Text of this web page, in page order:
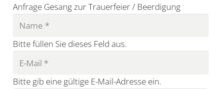
Anfrage Gesang zur Trauerfeier / Beerdigung
Bitte füllen Sie dieses Feld aus.
Bitte gib eine gültige E-Mail-Adresse ein.